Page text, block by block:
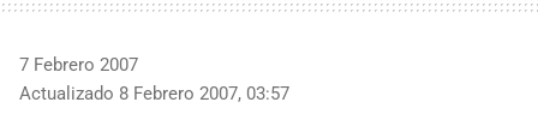
7 Febrero 2007
Actualizado 8 Febrero 2007, 03:57